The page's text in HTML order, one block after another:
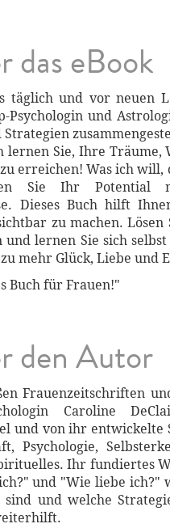
das eBook
täglich und vor neuen
Psychologin und
lernen Sie, Ihre Träume,
erreichen! Was ich will,
Sie Ihr Potential
Dieses Buch hilft
zu machen. Lösen
und lernen Sie sich
mehr Glück, Liebe und
Buch für Frauen!"
den Autor
Frauenzeitschriften
Caroline
und von ihr entwickelte
Psychologie,
Ihr fundiertes
und "Wie liebe ich?"
und welche